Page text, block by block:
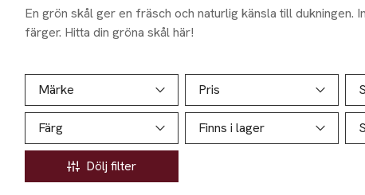
En grön skål ger en fräsch och naturlig känsla till dukningen.
färger. Hitta din gröna skål här!
Hoppa till produktsidan
Märke
Pris
Färg Finns i lager
Dölj filter
Lista över produkter